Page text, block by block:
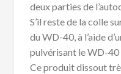
deux parties de
S’il reste de la colle
du WD-40, à l’aide
pulvérisant le WD-
Ce produit dissout